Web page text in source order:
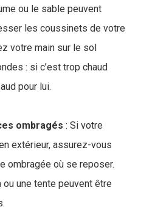
ou le sable peuvent
les coussinets de votre
votre main sur le sol
: si c’est trop chaud
pour lui.
ombragés : Si votre
extérieur, assurez-vous
ombragée où se reposer.
ou une tente peuvent être